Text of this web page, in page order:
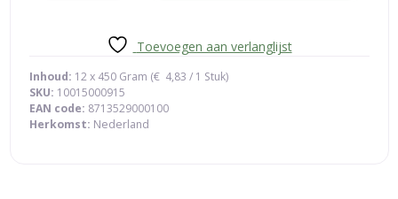
Toevoegen aan verlanglijst
Inhoud: 12 x 450 Gram (€ 4,83 / 1 Stuk)
SKU: 10015000915
EAN code: 8713529000100
Herkomst: Nederland